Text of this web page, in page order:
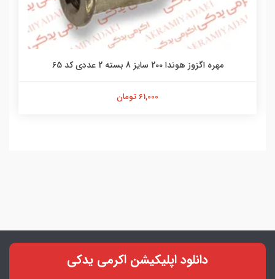
مهره اگزوز هوندا 200 سایز 8 بسته 2 عددی کد 65
61,000 تومان
دانلود اپلیکیشن اکرمی یدکی